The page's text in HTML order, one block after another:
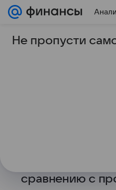
8 мая 2026 Финансы Mail
более
сравнению с
Не пропусти